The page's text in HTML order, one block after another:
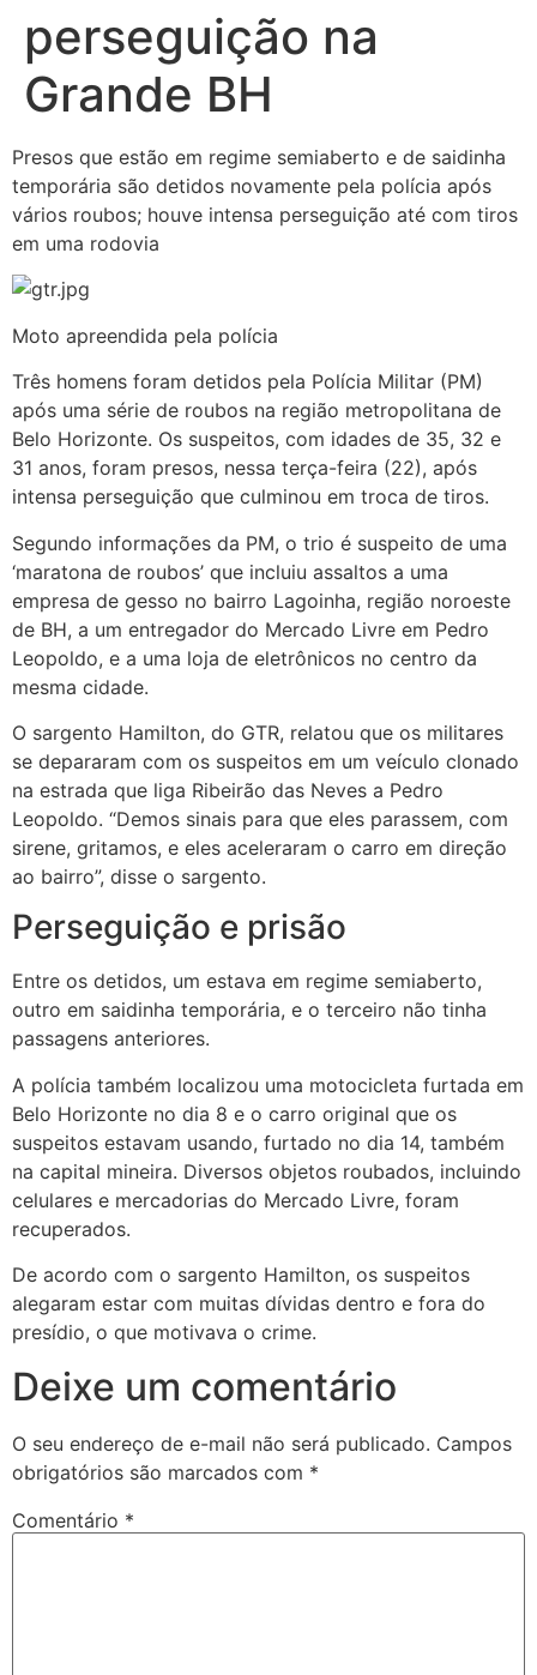
perseguição na
Grande BH
Presos que estão em regime semiaberto e de saidinha
temporária são detidos novamente pela polícia após
vários roubos; houve intensa perseguição até com tiros
em uma rodovia
Moto apreendida pela polícia
Três homens foram detidos pela Polícia Militar (PM)
após uma série de roubos na região metropolitana de
Belo Horizonte. Os suspeitos, com idades de 35, 32 e
31 anos, foram presos, nessa terça-feira (22), após
intensa perseguição que culminou em troca de tiros.
Segundo informações da PM, o trio é suspeito de uma
‘maratona de roubos’ que incluiu assaltos a uma
empresa de gesso no bairro Lagoinha, região noroeste
de BH, a um entregador do Mercado Livre em Pedro
Leopoldo, e a uma loja de eletrônicos no centro da
mesma cidade.
O sargento Hamilton, do GTR, relatou que os militares
se depararam com os suspeitos em um veículo clonado
na estrada que liga Ribeirão das Neves a Pedro
Leopoldo. “Demos sinais para que eles parassem, com
sirene, gritamos, e eles aceleraram o carro em direção
ao bairro”, disse o sargento.
Perseguição e prisão
Entre os detidos, um estava em regime semiaberto,
outro em saidinha temporária, e o terceiro não tinha
passagens anteriores.
A polícia também localizou uma motocicleta furtada em
Belo Horizonte no dia 8 e o carro original que os
suspeitos estavam usando, furtado no dia 14, também
na capital mineira. Diversos objetos roubados, incluindo
celulares e mercadorias do Mercado Livre, foram
recuperados.
De acordo com o sargento Hamilton, os suspeitos
alegaram estar com muitas dívidas dentro e fora do
presídio, o que motivava o crime.
Deixe um comentário
O seu endereço de e-mail não será publicado. Campos
obrigatórios são marcados com *
Comentário *